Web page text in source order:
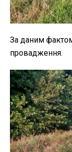
За даним
провадження.